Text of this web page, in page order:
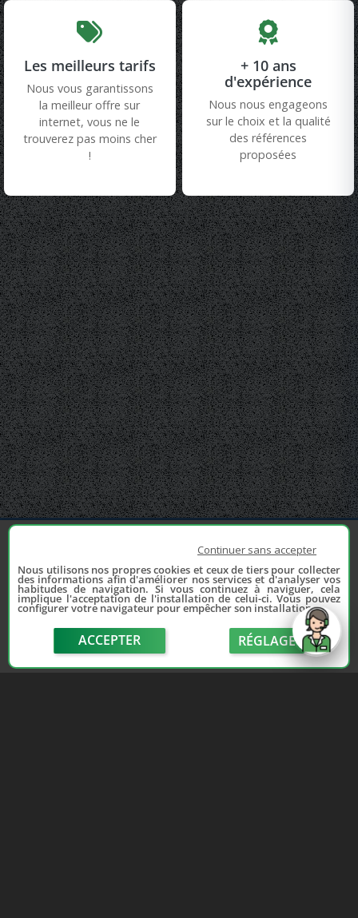
Les meilleurs tarifs
Nous vous garantissons
la meilleur offre sur
internet, vous ne le
trouverez pas moins cher
!
+ 10 ans
d'expérience
Nous nous engageons
sur le choix et la qualité
des références
proposées
Depuis 2006, France Casse accompagne les
automobilistes dans leur recherche de pièces
d'occasion. Réparez votre auto sans vous ruiner !
Continuer sans accepter
Nous utilisons nos propres cookies et ceux de tiers pour collecter
des informations afin d'améliorer nos services et d'analyser vos
habitudes de navigation. Si vous continuez à naviguer, cela
implique l'acceptation de l'installation de celui-ci. Vous pouvez
configurer votre navigateur pour empêcher son installation.
ACCEPTER RÉGLAGE